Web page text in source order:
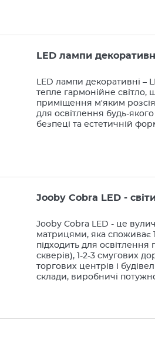
LED лампи
LED лампи декоративні –
тепле гармонійне світло,
приміщення м'яким
для освітлення будь-
безпеці та естетичній
Jooby Cobra LED -
Jooby Cobra LED - це
матрицями, яка споживає
підходить для освітлення
скверів), 1-2-3 смугових
торгових центрів і
склади, виробничі